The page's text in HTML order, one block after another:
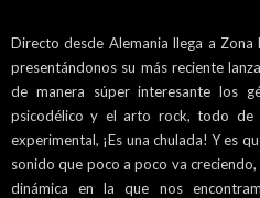
Directo desde Alemania llega a Zona
presentándonos su más reciente
de manera súper interesante los
psicodélico y el arto rock, todo de
experimental, ¡Es una chulada! Y es
sonido que poco a poco va
dinámica en la que nos